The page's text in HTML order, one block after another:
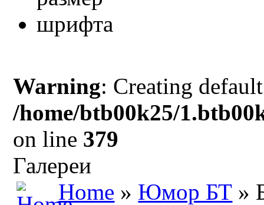
Warning: Creating
/home/btb00k25/
on line 379
Галереи
Home » Юмор БТ »